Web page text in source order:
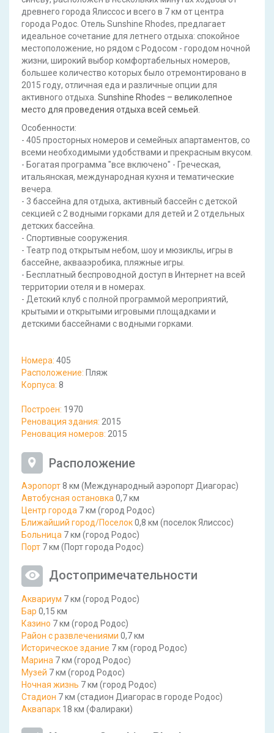
древнего города Ялиссос и всего в 7 км от центра
города Родос. Отель Sunshine Rhodes, предлагает
идеальное сочетание для летнего отдыха: спокойное
местоположение, но рядом с Родосом - городом ночной
жизни, широкий выбор комфортабельных номеров,
большее количество которых было отремонтировано в
2015 году, отличная еда и различные опции для
активного отдыха. Sunshine Rhodes – великолепное
место для проведения отдыха всей семьей.
Особенности:
- 405 просторных номеров и семейных апартаментов, со
всеми необходимыми удобствами и прекрасным вкусом.
- Богатая программа "все включено" - Греческая,
итальянская, международная кухня и тематические
вечера.
- 3 бассейна для отдыха, активный бассейн с детской
секцией с 2 ​​водными горками для детей и 2 отдельных
детских бассейна.
- Спортивные сооружения.
- Театр под открытым небом, шоу и мюзиклы, игры в
бассейне, аквааэробика, пляжные игры.
- Бесплатный беспроводной доступ в Интернет на всей
территории отеля и в номерах.
- Детский клуб с полной программой мероприятий,
крытыми и открытыми игровыми площадками и
детскими бассейнами с водными горками.
Номера: 405
Расположение: Пляж
Корпуса: 8
Построен: 1970
Реновация здания: 2015
Реновация номеров: 2015
Расположение
Аэропорт8 км (Международный аэропорт Диагорас)
Автобусная остановка 0,7 км
Центр города 7 км (город Родос)
Ближайший город/Поселок0,8 км (поселок Ялиссос)
Больница 7 км (город Родос)
Порт 7 км (Порт города Родос)
Достопримечательности
Аквариум 7 км (город Родос)
Бар 0,15 км
Казино 7 км (город Родос)
Район c развлечениями 0,7 км
Историческое здание 7 км (город Родос)
Марина 7 км (город Родос)
Музей 7 км (город Родос)
Ночная жизнь 7 км (город Родос)
Стадион 7 км (стадион Диагорас в городе Родос)
Аквапарк 18 км (Фалираки)